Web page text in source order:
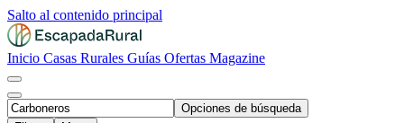
Salto al contenido principal
Inicio Casas Rurales Guías Ofertas Magazine
Opciones de búsqueda